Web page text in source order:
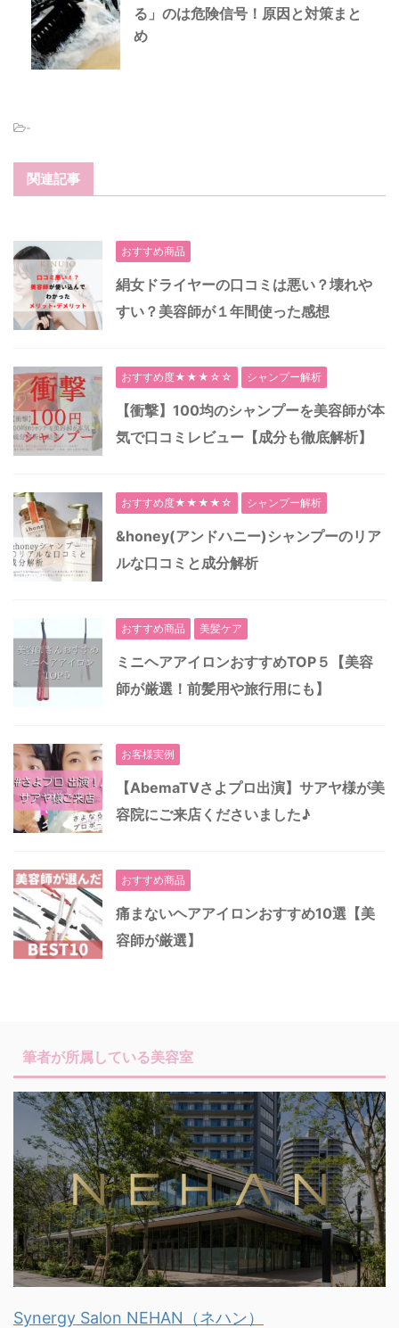
る」のは危険信号！原因と対策まと
め
-
関連記事
おすすめ商品
絹女ドライヤーの口コミは悪い？壊れや
すい？美容師が１年間使った感想
おすすめ度★★★☆☆ シャンプー解析
【衝撃】100均のシャンプーを美容師が本
気で口コミレビュー【成分も徹底解析】
おすすめ度★★★★☆ シャンプー解析
&honey(アンドハニー)シャンプーのリア
ルな口コミと成分解析
おすすめ商品 美髪ケア
ミニヘアアイロンおすすめTOP５【美容
師が厳選！前髪用や旅行用にも】
お客様実例
【AbemaTVさよプロ出演】サアヤ様が美
容院にご来店くださいました♪
おすすめ商品
痛まないヘアアイロンおすすめ10選【美
容師が厳選】
筆者が所属している美容室
Synergy Salon NEHAN（ネハン）